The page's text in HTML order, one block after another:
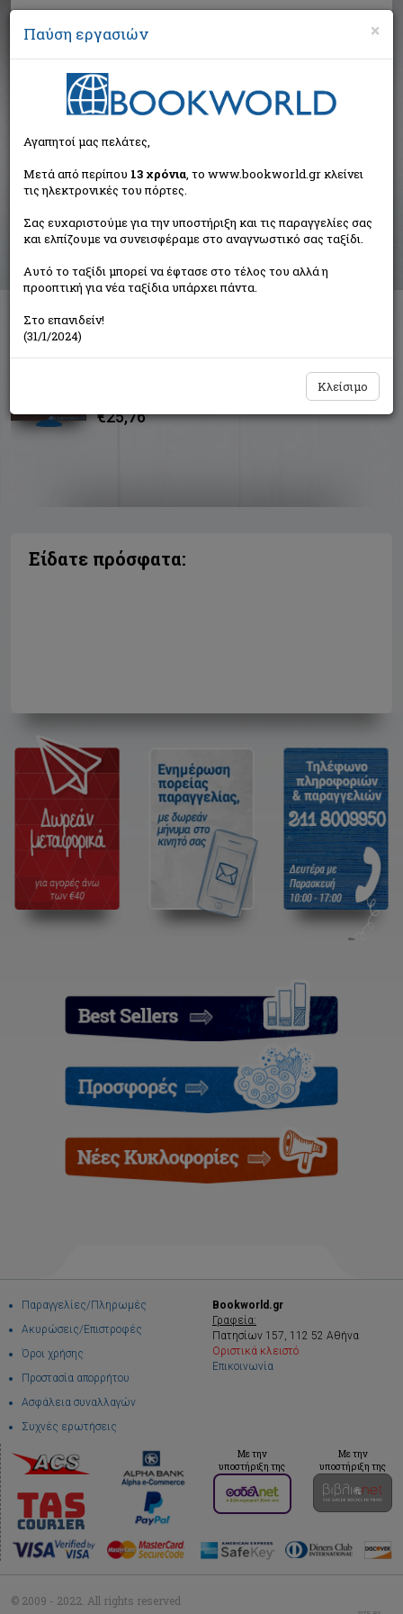
Αναζήτηση
Αποτελέσματα αναζήτησης
Συγγραφέας: Thane Pat (1 βιβλία)
Ταξινόμηση ανά:
Τα γηρατειά
€25,76
Είδατε πρόσφατα:
Παραγγελίες/Πληρωμές
Ακυρώσεις/Επιστροφές
Όροι χρήσης
Προστασία απορρήτου
Ασφάλεια συναλλαγών
Συχνές ερωτήσεις
Bookworld.gr
Γραφεία:
Πατησίων 157, 112 52 Αθήνα
Οριστικά κλειστό
Επικοινωνία
Με την
υποστήριξη της
Με την
υποστήριξη της
© 2009 - 2022. All rights reserved
×
Παύση εργασιών
Αγαπητοί μας πελάτες,
Μετά από περίπου 13 χρόνια, το www.bookworld.gr κλείνει
τις ηλεκτρονικές του πόρτες.
Σας ευχαριστούμε για την υποστήριξη και τις παραγγελίες σας
και ελπίζουμε να συνεισφέραμε στο αναγνωστικό σας ταξίδι.
Αυτό το ταξίδι μπορεί να έφτασε στο τέλος του αλλά η
προοπτική για νέα ταξίδια υπάρχει πάντα.
Στο επανιδείν!
(31/1/2024)
Κλείσιμο